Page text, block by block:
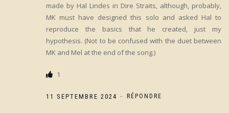
made by Hal Lindes in Dire Straits, although, probably,
MK must have designed this solo and asked Hal to
reproduce the basics that he created, just my
hypothesis. (Not to be confused with the duet between
MK and Mel at the end of the song.)
1
11 SEPTEMBRE 2024 - RÉPONDRE